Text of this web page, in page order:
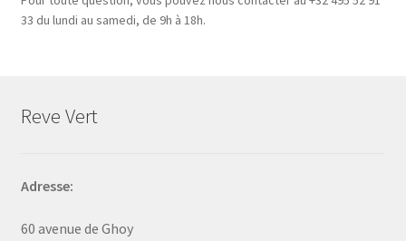
33 du lundi au samedi, de 9h à 18h.
Reve Vert
Adresse:
60 avenue de Ghoy